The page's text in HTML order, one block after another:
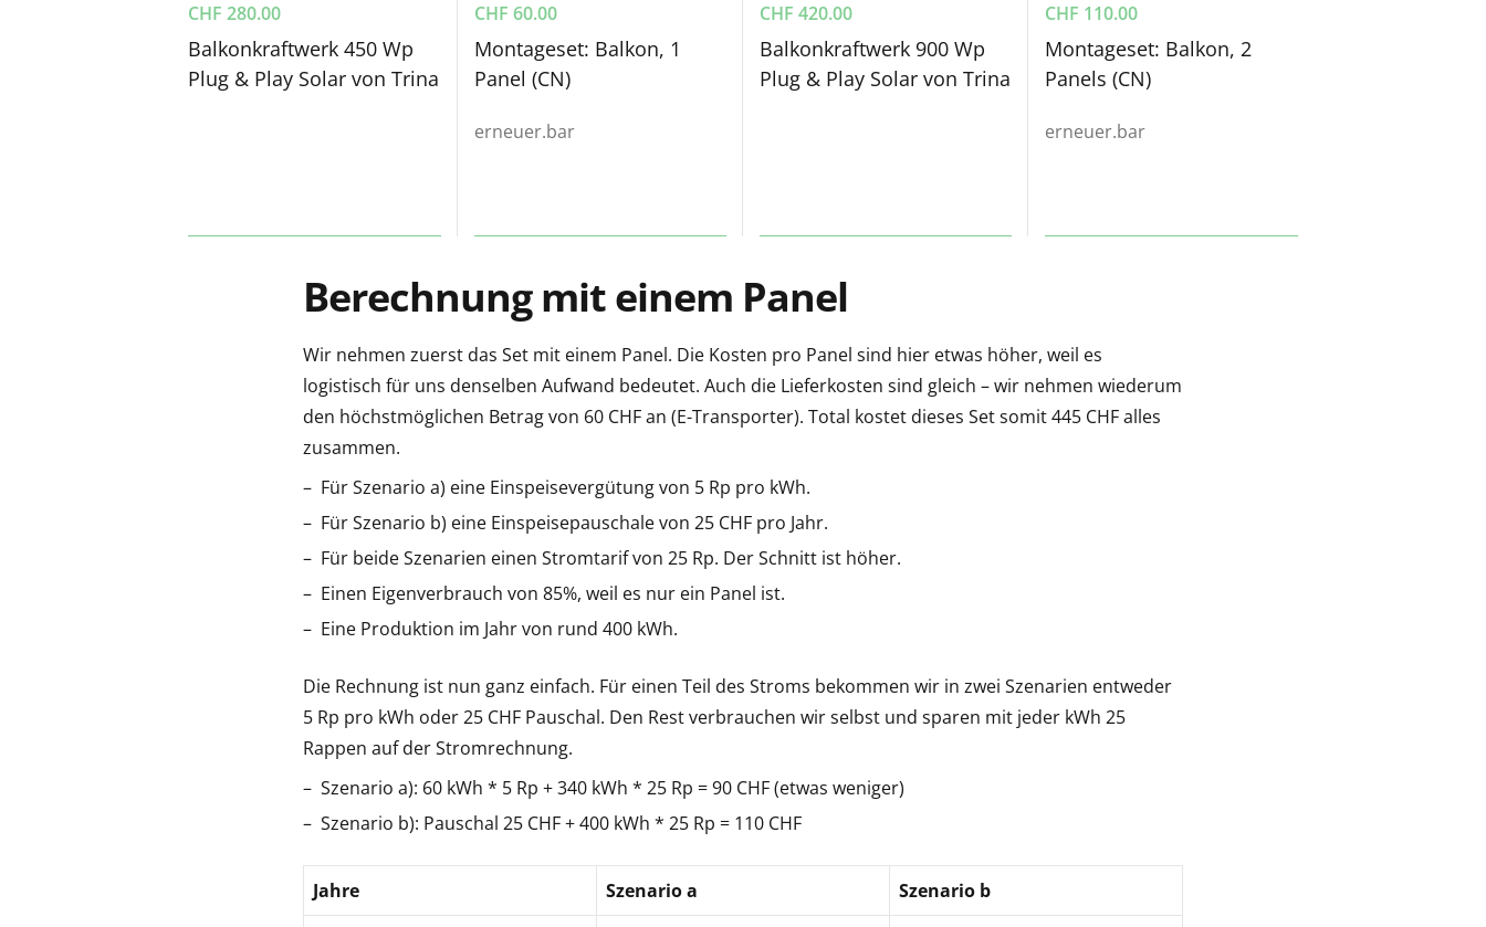
CHF 280.00
Balkonkraftwerk 450 Wp
Plug & Play Solar von Trina
CHF 60.00
Montageset: Balkon, 1
Panel (CN)
erneuer.bar
CHF 420.00
Balkonkraftwerk 900 Wp
Plug & Play Solar von Trina
CHF 110.00
Montageset: Balkon, 2
Panels (CN)
erneuer.bar
Berechnung mit einem Panel
Wir nehmen zuerst das Set mit einem Panel. Die Kosten pro Panel sind hier etwas höher, weil es
logistisch für uns denselben Aufwand bedeutet. Auch die Lieferkosten sind gleich – wir nehmen wiederum
den höchstmöglichen Betrag von 60 CHF an (E-Transporter). Total kostet dieses Set somit 445 CHF alles
zusammen.
Für Szenario a) eine Einspeisevergütung von 5 Rp pro kWh.
Für Szenario b) eine Einspeisepauschale von 25 CHF pro Jahr.
Für beide Szenarien einen Stromtarif von 25 Rp. Der Schnitt ist höher.
Einen Eigenverbrauch von 85%, weil es nur ein Panel ist.
Eine Produktion im Jahr von rund 400 kWh.
Die Rechnung ist nun ganz einfach. Für einen Teil des Stroms bekommen wir in zwei Szenarien entweder
5 Rp pro kWh oder 25 CHF Pauschal. Den Rest verbrauchen wir selbst und sparen mit jeder kWh 25
Rappen auf der Stromrechnung.
Szenario a): 60 kWh * 5 Rp + 340 kWh * 25 Rp = 90 CHF (etwas weniger)
Szenario b): Pauschal 25 CHF + 400 kWh * 25 Rp = 110 CHF
Jahre Szenario a Szenario b